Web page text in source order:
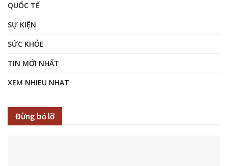
QUỐC TẾ
SỰ KIỆN
SỨC KHỎE
TIN MỚI NHẤT
XEM NHIEU NHAT
Đừng bỏ lỡ